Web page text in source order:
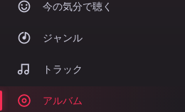
今の気分で聴く
ジャンル
トラック
アルバム